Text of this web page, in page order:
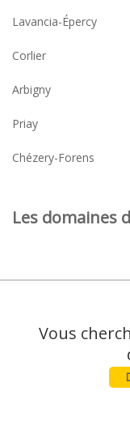
Lavancia-Épercy
Corlier
Arbigny
Priay
Chézery-Forens
Les domaines
Vous